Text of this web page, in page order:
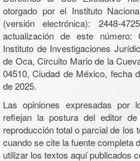
otorgado por el Instituto
(versión electrónica): 2448-
actualización de este número:
Instituto de Investigaciones
de Oca, Circuito Mario de la
04510, Ciudad de México, fecha
de 2025.
Las opiniones expresadas por
reflejan la postura del editor
reproducción total o parcial de los
cuando se cite la fuente completa
utilizar los textos aquí publicados